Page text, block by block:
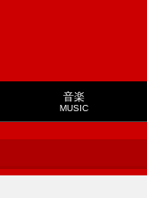
音楽
MUSIC